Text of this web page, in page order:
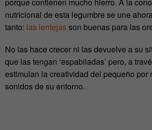
porque contienen mucho hierro. A la
nutricional de esta legumbre se une
tanto: las lentejasson buenas para las
No las hace crecer ni las devuelve a su
que las tengan ‘espabiladas’ pero, a
estimulan la creatividad del pequeño por
sonidos de su entorno.